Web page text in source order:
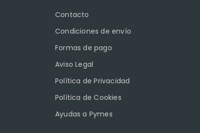
Contacto
Condiciones de envío
Formas de pago
Aviso Legal
Política de Privacidad
Política de Cookies
Ayudas a Pymes